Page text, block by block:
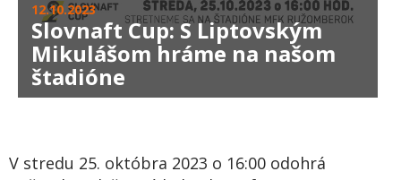
12.10.2023
Slovnaft Cup: S Liptovským
Mikulášom hráme na našom
štadióne
V stredu 25. októbra 2023 o 16:00 odohrá